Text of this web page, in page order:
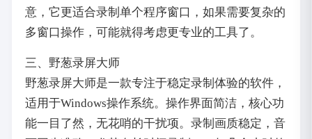
意，它更适合录制单个程序窗口，如果需要复杂的
多窗口操作，可能就得考虑更专业的工具了。
三、野葱录屏大师
野葱录屏大师是一款专注于稳定录制体验的软件，
适用于Windows操作系统。操作界面简洁，核心功
能一目了然，无花哨的干扰项。录制画质稳定，音